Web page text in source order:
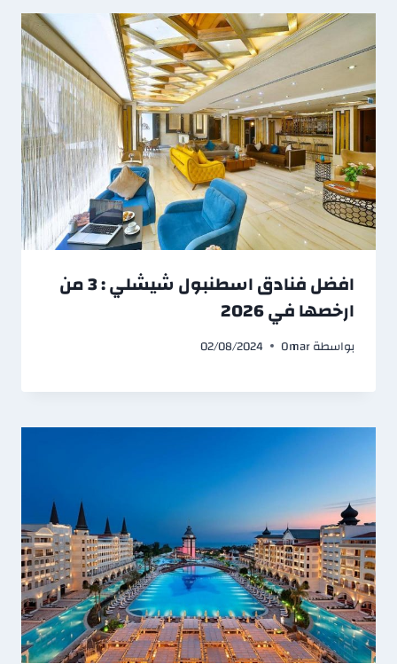
افضل فنادق اسطنبول شيشلي : 3 من
ارخصها في 2026
بواسطةOmar
02/08/2024